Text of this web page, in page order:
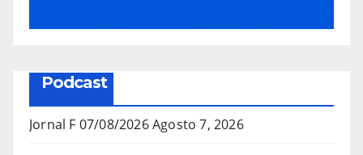
Podcast
Jornal F 07/08/2026Agosto 7, 2026